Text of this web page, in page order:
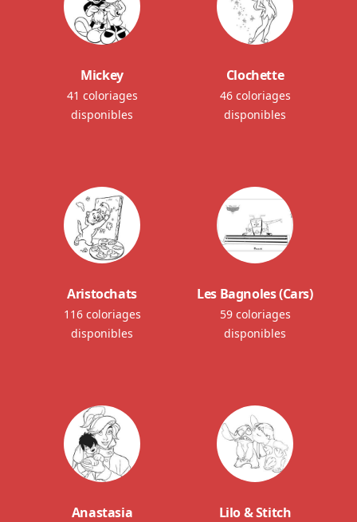
Mickey
41 coloriages
disponibles
Clochette
46 coloriages
disponibles
Aristochats
116 coloriages
disponibles
Les Bagnoles (Cars)
59 coloriages
disponibles
Anastasia Lilo & Stitch